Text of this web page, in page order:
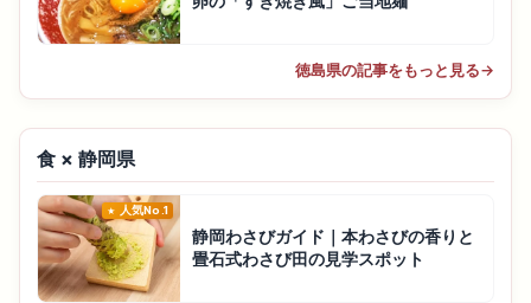
徳島県の記事をもっと見る→
食 × 静岡県
人気No.1
静岡わさびガイド｜本わさびの香りと
畳石式わさび田の見学スポット